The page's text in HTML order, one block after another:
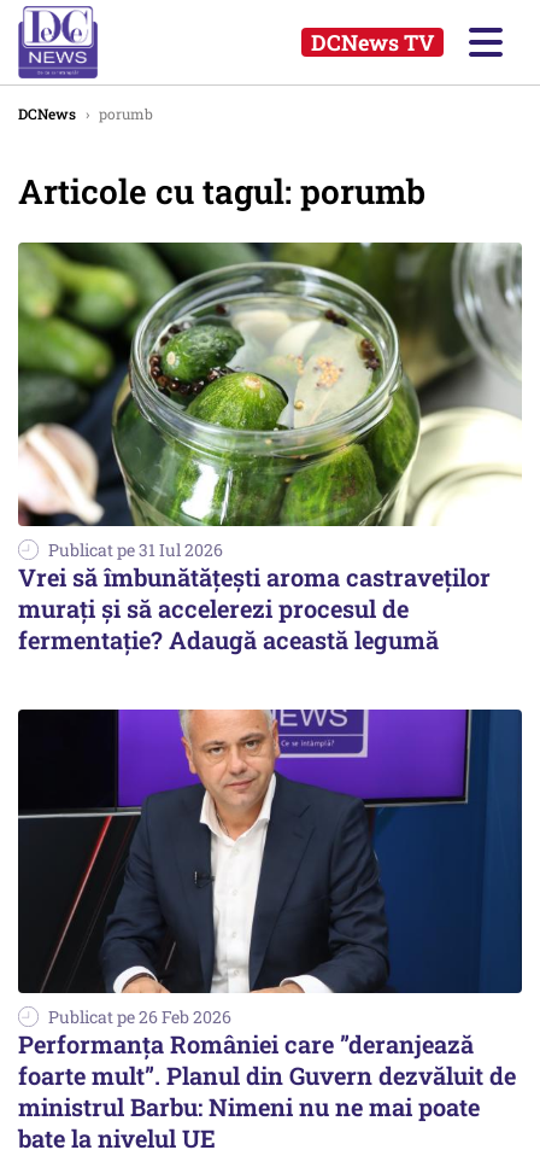
DCNews TV
DCNews › porumb
Articole cu tagul: porumb
Publicat pe 31 Iul 2026
Vrei să îmbunătățești aroma castraveților
murați și să accelerezi procesul de
fermentație? Adaugă această legumă
Publicat pe 26 Feb 2026
Performanța României care ”deranjează
foarte mult”. Planul din Guvern dezvăluit de
ministrul Barbu: Nimeni nu ne mai poate
bate la nivelul UE